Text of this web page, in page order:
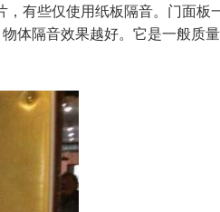
有些仅使用纸板隔音。门面
体隔音效果越好。它是一般质